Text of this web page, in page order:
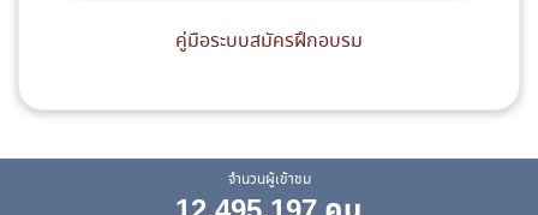
คู่มือระบบสมัครฝึกอบรม
จำนวนผู้เข้าชม